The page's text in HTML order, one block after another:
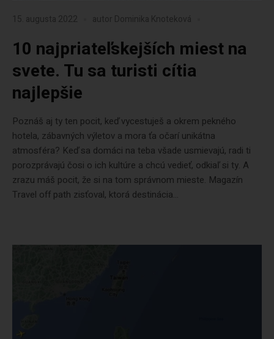
15. augusta 2022 autor Dominika Knoteková
10 najpriateľskejších miest na
svete. Tu sa turisti cítia
najlepšie
Poznáš aj ty ten pocit, keď vycestuješ a okrem pekného
hotela, zábavných výletov a mora ťa očarí unikátna
atmosféra? Keď sa domáci na teba všade usmievajú, radi ti
porozprávajú čosi o ich kultúre a chcú vedieť, odkiaľ si ty. A
zrazu máš pocit, že si na tom správnom mieste. Magazín
Travel off path zisťoval, ktorá destinácia...